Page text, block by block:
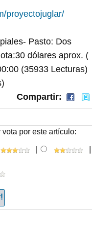
proyectojuglar/
Pasto: Dos
dólares aprox. (
(35933 Lecturas)
Compartir:
por este artículo: